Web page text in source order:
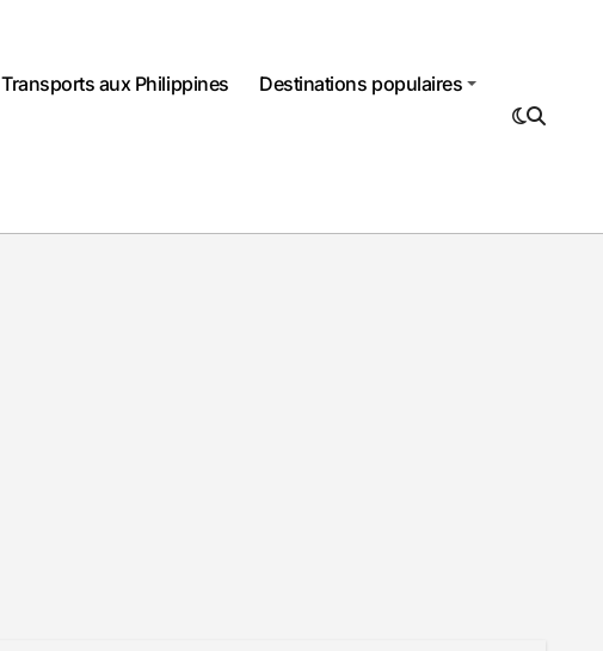
Transports aux Philippines Destinations populaires